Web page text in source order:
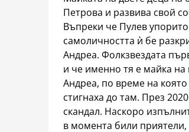
Петрова и развива свой
Въпреки че Пулев
самоличността ѝ бе
Андреа. Фолкзвездата
и че именно тя е майка
Андреа, по време на
стигнаха до там. През
скандал. Наскоро
в момента били приятели,